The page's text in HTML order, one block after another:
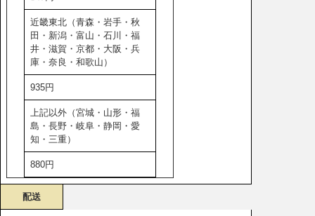
近畿東北（青森・岩手・秋
田・新潟・富山・石川・福
井・滋賀・京都・大阪・兵
庫・奈良・和歌山）
935円
上記以外（宮城・山形・福
島・長野・岐阜・静岡・愛
知・三重）
880円
配送